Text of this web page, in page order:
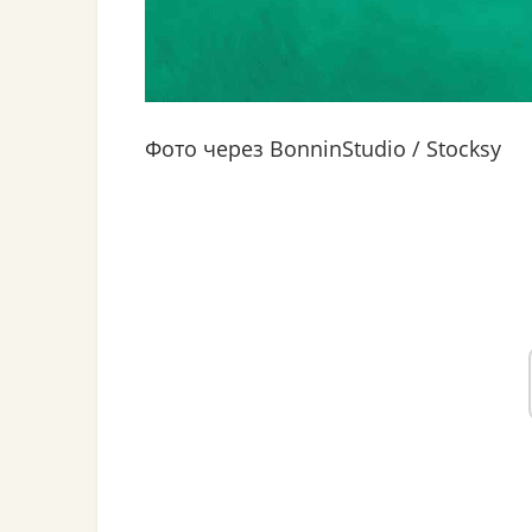
Фото через BonninStudio / Stocksy